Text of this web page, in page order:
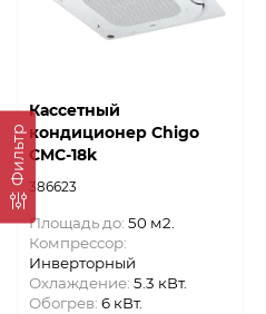
Фильтр
Кассетный
кондиционер Chigo
CMС-18k
386623
Площадь до: 50 м2.
Компрессор:
Инверторный
Охлаждение: 5.3 кВт.
Обогрев: 6 кВт.